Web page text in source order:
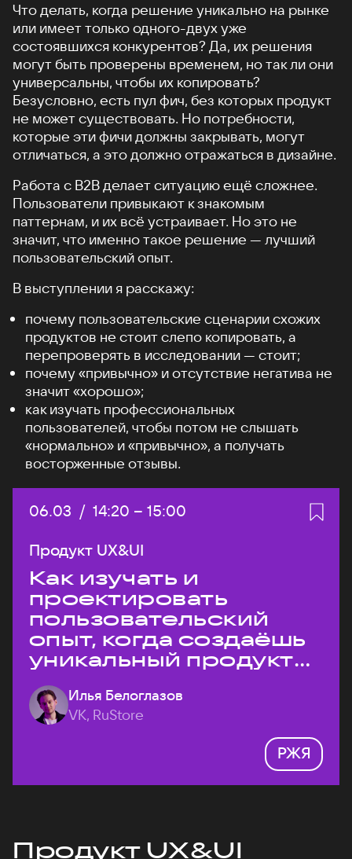
Что делать, когда решение уникально на рынке
или имеет только одного-двух уже
состоявшихся конкурентов? Да, их решения
могут быть проверены временем, но так ли они
универсальны, чтобы их копировать?
Безусловно, есть пул фич, без которых продукт
не может существовать. Но потребности,
которые эти фичи должны закрывать, могут
отличаться, а это должно отражаться в дизайне.
Работа с B2B делает ситуацию ещё сложнее.
Пользователи привыкают к знакомым
паттернам, и их всё устраивает. Но это не
значит, что именно такое решение — лучший
пользовательский опыт.
В выступлении я расскажу:
почему пользовательские сценарии схожих
продуктов не стоит слепо копировать, а
перепроверять в исследовании — стоит;
почему «привычно» и отсутствие негатива не
значит «хорошо»;
как изучать профессиональных
пользователей, чтобы потом не слышать
«нормально» и «привычно», а получать
восторженные отзывы.
Дата:
06.03 / Начало:
14:20 – Конец:
15:00
Продукт UX&UI
Как изучать и
проектировать
пользовательский
опыт, когда создаёшь
уникальный продукт
на рынке?
Илья Белоглазов
VK, RuStore
РЖЯ
Продукт UX&UI